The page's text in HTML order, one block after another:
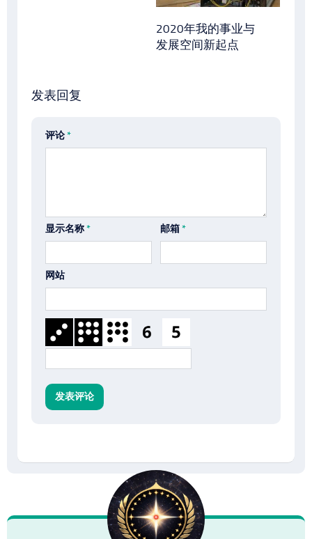
2020年我的事业与
发展空间新起点
发表回复
评论*
显示名称* 邮箱*
网站